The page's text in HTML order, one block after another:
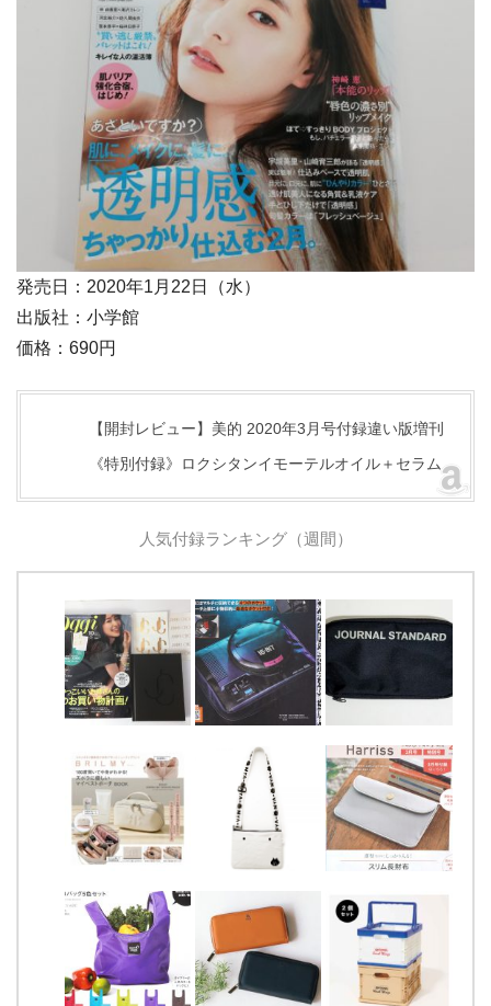
発売日：2020年1月22日（水）
出版社：小学館
価格：690円
【開封レビュー】美的 2020年3月号付録違い版増刊
《特別付録》ロクシタンイモーテルオイル＋セラム
人気付録ランキング（週間）